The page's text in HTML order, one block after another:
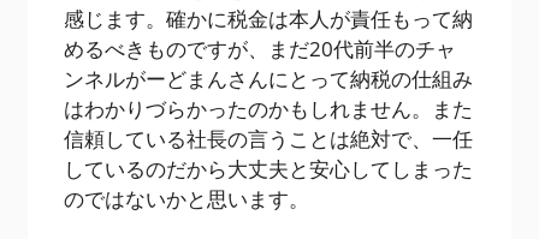
感じます。確かに税金は本人が責任もって納
めるべきものですが、まだ20代前半のチャ
ンネルがーどまんさんにとって納税の仕組み
はわかりづらかったのかもしれません。また
信頼している社長の言うことは絶対で、一任
しているのだから大丈夫と安心してしまった
のではないかと思います。